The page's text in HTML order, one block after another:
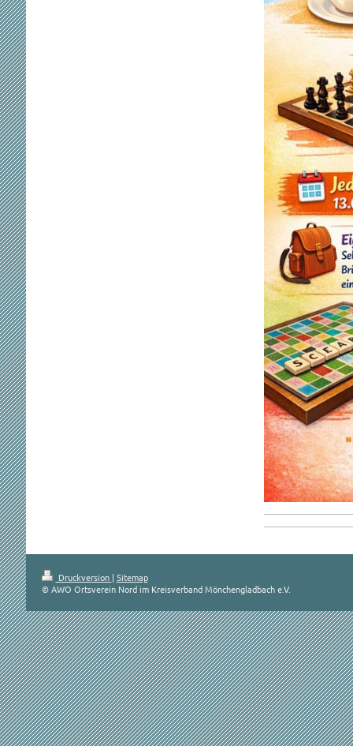
Druckversion | Sitemap
© AWO Ortsverein Nord im Kreisverband Mönchengladbach e.V.